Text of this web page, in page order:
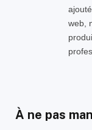
web,
À ne pas